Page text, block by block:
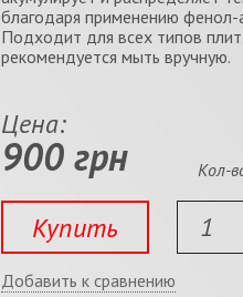
благодаря применению фенол-
Подходит для всех типов
рекомендуется мыть вручную.
Цена:
900 грн
Купить
Кол-
Добавить к сравнению